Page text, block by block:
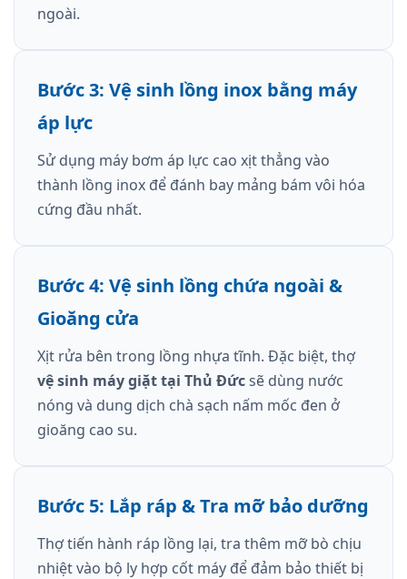
ngoài.
Bước 3: Vệ sinh lồng inox bằng máy
áp lực
Sử dụng máy bơm áp lực cao xịt thẳng vào
thành lồng inox để đánh bay mảng bám vôi hóa
cứng đầu nhất.
Bước 4: Vệ sinh lồng chứa ngoài &
Gioăng cửa
Xịt rửa bên trong lồng nhựa tĩnh. Đặc biệt, thợ
vệ sinh máy giặt tại Thủ Đứcsẽ dùng nước
nóng và dung dịch chà sạch nấm mốc đen ở
gioăng cao su.
Bước 5: Lắp ráp & Tra mỡ bảo dưỡng
Thợ tiến hành ráp lồng lại, tra thêm mỡ bò chịu
nhiệt vào bộ ly hợp cốt máy để đảm bảo thiết bị